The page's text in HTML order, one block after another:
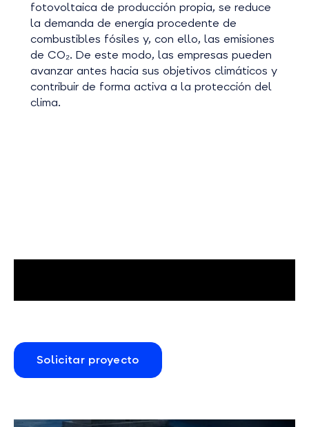
fotovoltaica de producción propia, se reduce
la demanda de energía procedente de
combustibles fósiles y, con ello, las emisiones
de CO₂. De este modo, las empresas pueden
avanzar antes hacia sus objetivos climáticos y
contribuir de forma activa a la protección del
clima.
Solicitar proyecto